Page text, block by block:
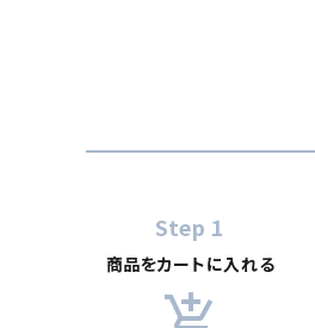
カテゴリー
Step 1
商品をカートに入れる